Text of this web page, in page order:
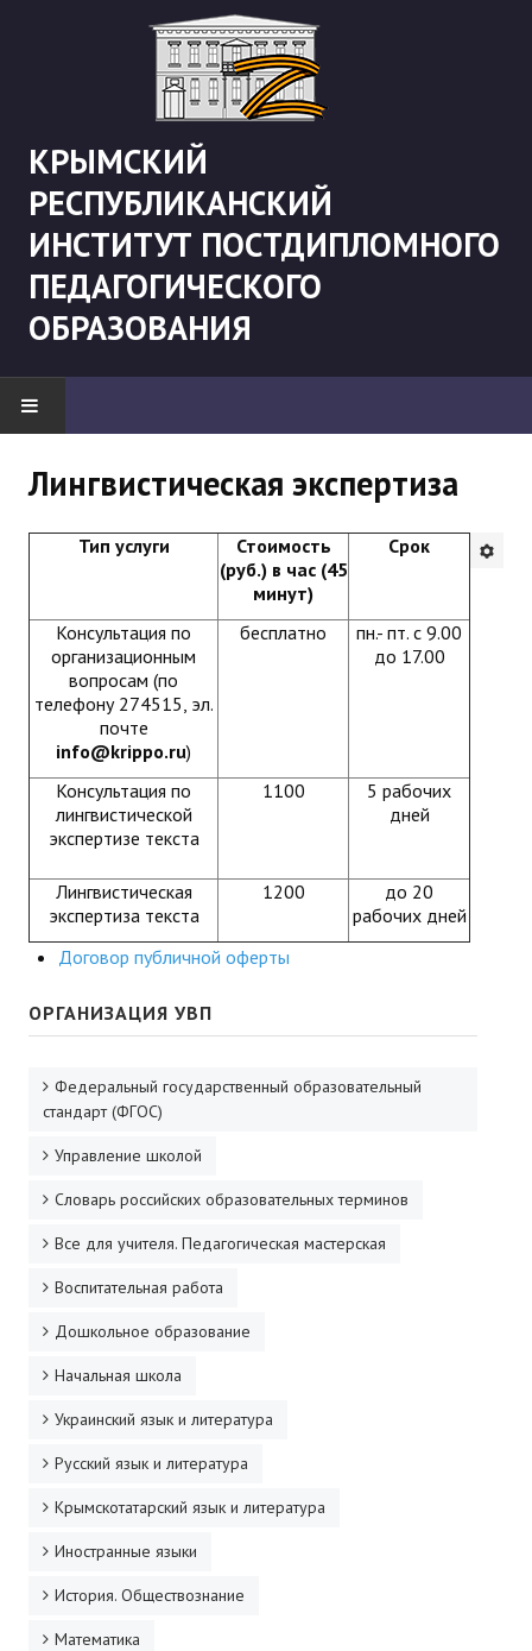
КРЫМСКИЙ
РЕСПУБЛИКАНСКИЙ
ИНСТИТУТ ПОСТДИПЛОМНОГО
ПЕДАГОГИЧЕСКОГО
ОБРАЗОВАНИЯ
АНОНСЫ
ИНСТИТУТ
Противодействие коррупции
В ПОМОЩЬ УЧИТЕЛЮ
Организация УВП
ГИА
Карта ГИА РК
Готовимся к новому учебному году 2026-2027
ДПО
Профессиональная переподготовка
Повышение квалификации
КОНТАКТЫ
Лингвистическая экспертиза
Тип услуги
Стоимость
(руб.) в час (45
минут)
Срок
Консультация по
организационным
вопросам (по
телефону 274515, эл.
почте
info@krippo.ru)
бесплатно
пн.- пт. с 9.00
до 17.00
Консультация по
лингвистической
экспертизе текста
1100
5 рабочих
дней
Лингвистическая
экспертиза текста
1200
до 20
рабочих дней
Договор публичной оферты
ОРГАНИЗАЦИЯ УВП
Федеральный государственный образовательный
стандарт (ФГОС)
Управление школой
Словарь российских образовательных терминов
Все для учителя. Педагогическая мастерская
Воспитательная работа
Дошкольное образование
Начальная школа
Украинский язык и литература
Русский язык и литература
Крымскотатарский язык и литература
Иностранные языки
История. Обществознание
Математика